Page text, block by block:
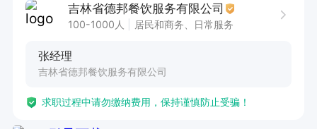
工作时间可控，提前打招呼即可安排轮休。
（注：此时间段为必须在岗时间，其它时间可自主
吉林省德邦餐饮服务有限公司
100-1000人 居民和商务、日常服务
张经理
吉林省德邦餐饮服务有限公司
求职过程中请勿缴纳费用，保持谨慎防止受骗！